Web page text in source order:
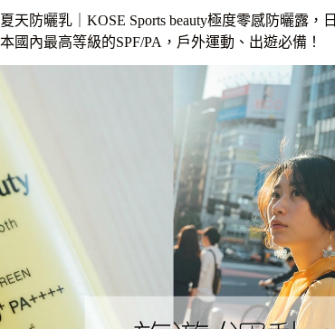
惠
活
動。
購
事
｜
全
台
逛
夏天防曬乳｜KOSE Sports beauty極度零感防曬露，日
本國內最高等級的SPF/PA，戶外運動、出遊必備！